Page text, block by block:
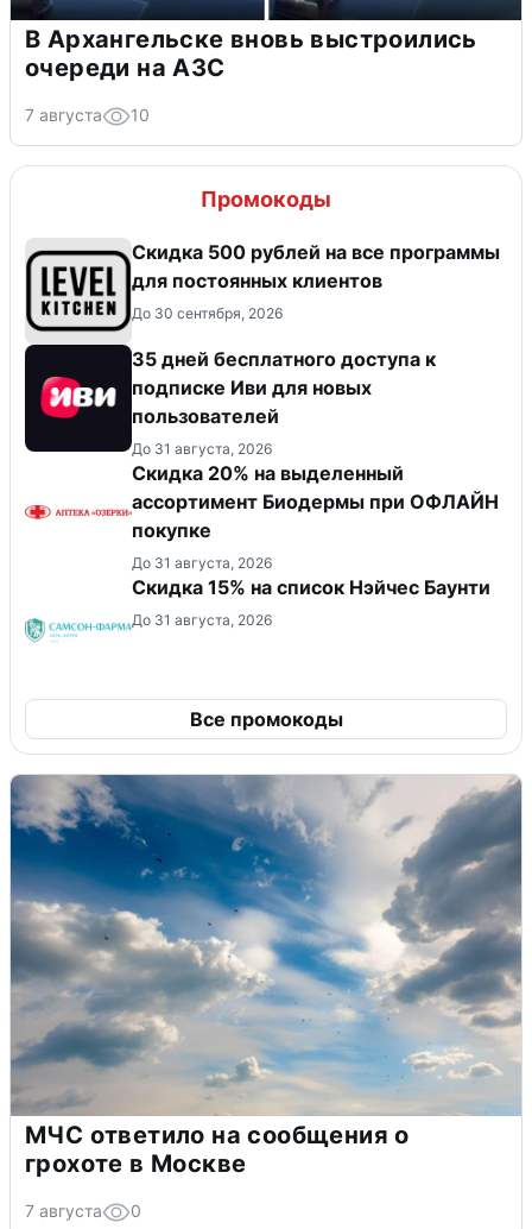
В Архангельске вновь выстроились
очереди на АЗС
7 августа 10
Промокоды
Скидка 500 рублей на все программы
для постоянных клиентов
До 30 сентября, 2026
35 дней бесплатного доступа к
подписке Иви для новых
пользователей
До 31 августа, 2026
Скидка 20% на выделенный
ассортимент Биодермы при ОФЛАЙН
покупке
До 31 августа, 2026
Скидка 15% на список Нэйчес Баунти
До 31 августа, 2026
Все промокоды
МЧС ответило на сообщения о
грохоте в Москве
7 августа 0